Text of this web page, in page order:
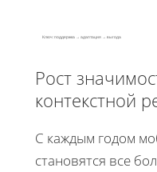
Ключ: поддержка → адаптация → выгода
Рост
контекстной
С каждым годом
становятся все